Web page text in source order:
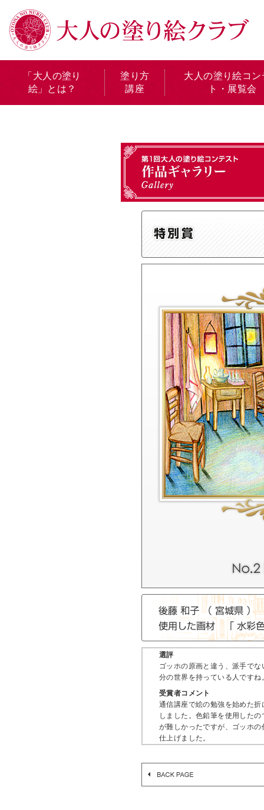
「大人の塗り
絵」とは？
塗り方
講座
大人の塗り絵コン
ト・展覧会
選評
ゴッホの原画と違う、派手で
分の世界を持っている人ですね
受賞者コメント
通信講座で絵の勉強を始めた
しました。色鉛筆を使用した
が難しかったですが、ゴッホ
仕上げました。